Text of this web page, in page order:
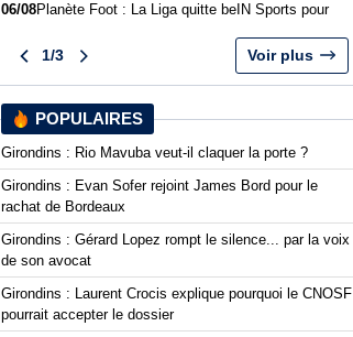
06/08Planète Foot : La Liga quitte beIN Sports pour
1/3 Voir plus
POPULAIRES
Girondins : Rio Mavuba veut-il claquer la porte ?
Girondins : Evan Sofer rejoint James Bord pour le
rachat de Bordeaux
Girondins : Gérard Lopez rompt le silence... par la voix
de son avocat
Girondins : Laurent Crocis explique pourquoi le CNOSF
pourrait accepter le dossier